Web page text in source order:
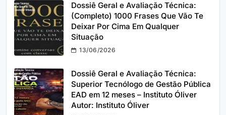
Dossiê Geral e Avaliação Técnica:
(Completo) 1000 Frases Que Vão Te
Deixar Por Cima Em Qualquer
Situação
13/06/2026
Dossiê Geral e Avaliação Técnica:
Superior Tecnólogo de Gestão Pública
EAD em 12 meses – Instituto Óliver
Autor: Instituto Óliver